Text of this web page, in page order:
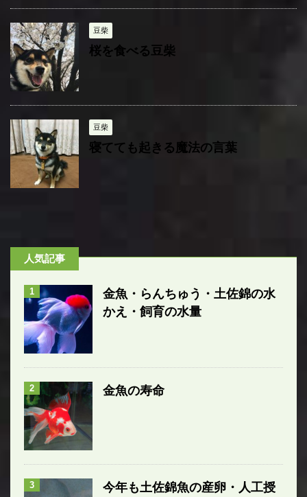
豆柴
桜を食べる豆柴
豆柴
寝てても起きる魔法の言葉
人気記事
1
金魚・らんちゅう・土佐錦の水
かえ・飼育の水量
2 金魚の寿命
3
今年も土佐錦魚の産卵・人工授